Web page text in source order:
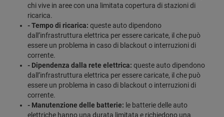
chi vive in aree con una limitata copertura di stazioni di
ricarica.
- Tempo di ricarica: queste auto dipendono
dall’infrastruttura elettrica per essere caricate, il che può
essere un problema in caso di blackout o interruzioni di
corrente.
- Dipendenza dalla rete elettrica: queste auto dipendono
dall’infrastruttura elettrica per essere caricate, il che può
essere un problema in caso di blackout o interruzioni di
corrente.
- Manutenzione delle batterie: le batterie delle auto
elettriche hanno una durata limitata e richiedono una